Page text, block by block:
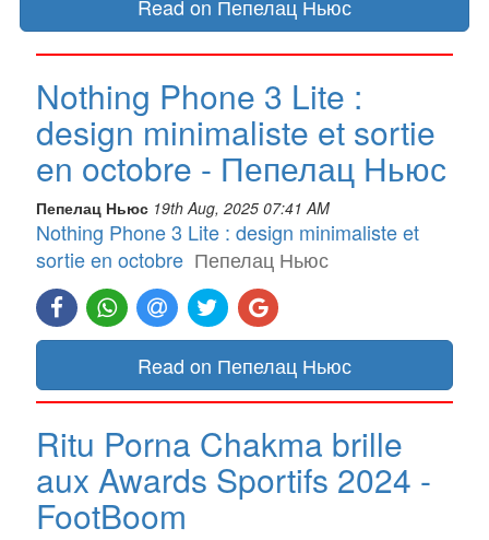
Read on Пепелац Ньюс
Nothing Phone 3 Lite :
design minimaliste et sortie
en octobre - Пепелац Ньюс
Пепелац Ньюс 19th Aug, 2025 07:41 AM
Nothing Phone 3 Lite : design minimaliste et
sortie en octobre Пепелац Ньюс
Read on Пепелац Ньюс
Ritu Porna Chakma brille
aux Awards Sportifs 2024 -
FootBoom